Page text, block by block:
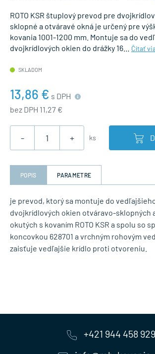
ROTO KSR štuplový prevod pre
sklopné a otváravé okná je určený pre
kovania 1001-1200 mm. Montuje sa do
dvojkrídlových okien do drážky 16…
Čítať
SKLADOM
13,86 € s DPH
bez DPH 11,27 €
- + ks
POPIS PARAMETRE
je prevod, ktorý sa montuje do
dvojkrídlových okien otváravo-sklopných
okutých s kovaním ROTO KSR a spolu so
koncovkou 628701 a vrchným rohovým
zaisťuje vedľajšie krídlo proti otvoreniu.
+421 944 458 929